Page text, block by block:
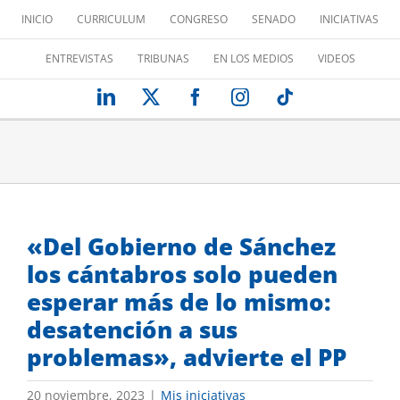
contenido
INICIO CURRICULUM CONGRESO SENADO INICIATIVAS
ENTREVISTAS TRIBUNAS EN LOS MEDIOS VIDEOS
LinkedIn FacebookInstagram
«Del Gobierno de Sánchez
los cántabros solo pueden
esperar más de lo mismo:
desatención a sus
problemas», advierte el PP
20 noviembre, 2023 | Mis iniciativas